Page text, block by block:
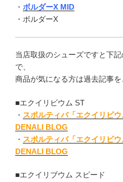
・ ボルダーX MID
・ボルダーX
当店取扱のシューズですと下
で、
商品が気になる方は過去記事を
■エクイリビウム ST
・ スポルティバ「エクイリビ
DENALI BLOG
・ スポルティバ「エクイリビ
DENALI BLOG
■エクイリブウム スピード